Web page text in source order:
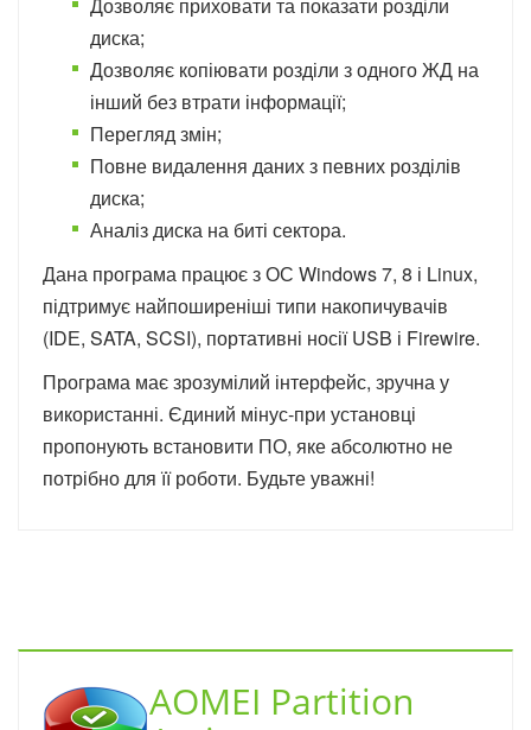
Дозволяє приховати та показати розділи
диска;
Дозволяє копіювати розділи з одного ЖД на
інший без втрати інформації;
Перегляд змін;
Повне видалення даних з певних розділів
диска;
Аналіз диска на биті сектора.
Дана програма працює з ОС Windows 7, 8 і Linux,
підтримує найпоширеніші типи накопичувачів
(IDЕ, SATA, SCSI), портативні носії USB і Firewire.
Програма має зрозумілий інтерфейс, зручна у
використанні. Єдиний мінус-при установці
пропонують встановити ПО, яке абсолютно не
потрібно для її роботи. Будьте уважні!
AOMEI Partition